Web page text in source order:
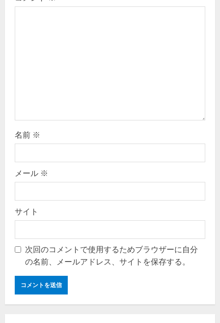
名前 ※
メール ※
サイト
次回のコメントで使用するためブラウザーに自分
の名前、メールアドレス、サイトを保存する。